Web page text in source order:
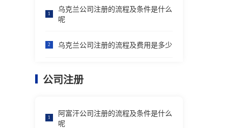
1
乌克兰公司注册的流程及条件是什么
呢
2 乌克兰公司注册的流程及费用是多少
公司注册
1
阿富汗公司注册的流程及条件是什么
呢